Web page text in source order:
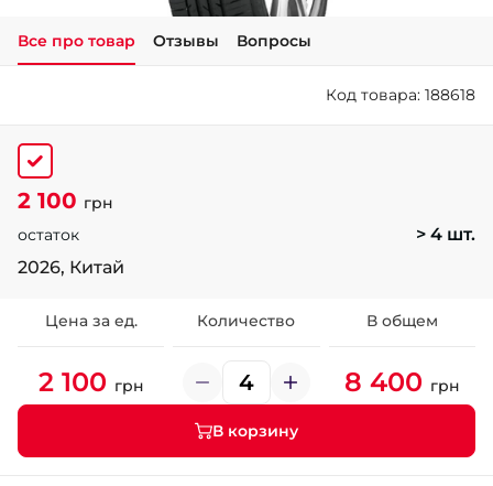
+38 (050)-911-911-2
+38 (099)-643-33-77
Все про товар Отзывы Вопросы
Код товара: 188618
2 100 грн
остаток
> 4 шт.
2026, Китай
Цена за ед. Количество В общем
2 100 грн 8 400 грн
В корзину